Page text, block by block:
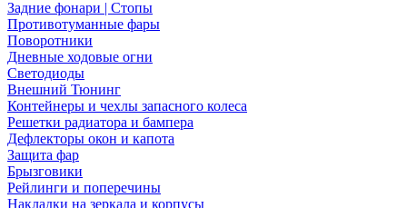
Задние фонари | Стопы
Противотуманные фары
Поворотники
Дневные ходовые огни
Светодиоды
Внешний Тюнинг
Контейнеры и чехлы запасного колеса
Решетки радиатора и бампера
Дефлекторы окон и капота
Защита фар
Брызговики
Рейлинги и поперечины
Накладки на зеркала и корпусы